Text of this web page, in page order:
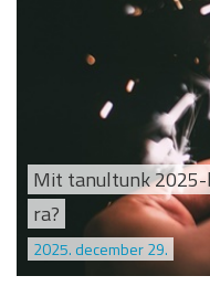
Mit tanultunk
ra?
2025. december 29.